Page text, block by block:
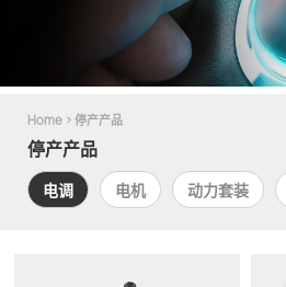
Home > 停产产品
停产产品
电调 电机 动力套装